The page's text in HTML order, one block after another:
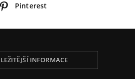
Pinterest
INFORMACE